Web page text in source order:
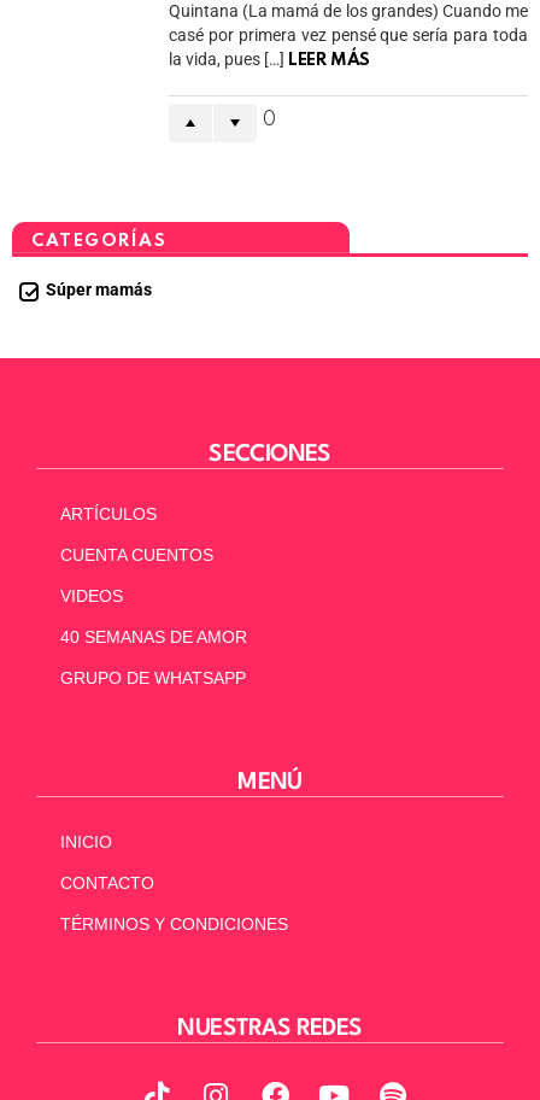
Quintana (La mamá de los grandes) Cuando me
casé por primera vez pensé que sería para toda
la vida, pues […] LEER MÁS
0
CATEGORÍAS
Súper mamás
SECCIONES
ARTÍCULOS
CUENTA CUENTOS
VIDEOS
40 SEMANAS DE AMOR
GRUPO DE WHATSAPP
MENÚ
INICIO
CONTACTO
TÉRMINOS Y CONDICIONES
NUESTRAS REDES